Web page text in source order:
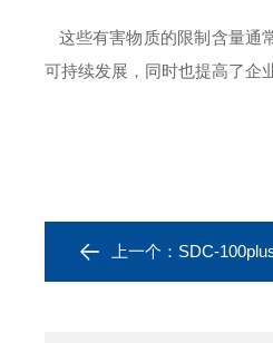
这些有害物质的限制含量通
可持续发展，同时也提高了企
上一个： SDC-